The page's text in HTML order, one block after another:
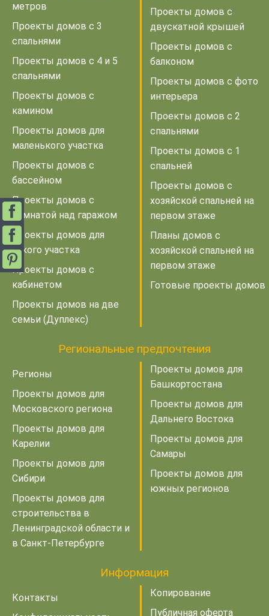
метров
Проекты домов с 3
спальнями
Проекты домов с 4 и 5
спальнями
Проекты домов с
камином
Проекты домов для
маленького участка
Проекты домов с
бассейном
Проекты домов с
комнатой над гаражом
Проекты домов для
узкого участка
Проекты домов с
кабинетом
Проекты домов на две
семьи (Дуплекс)
Проекты домов с
двускатной крышей
Проекты домов с
балконом
Проекты домов с фото
интерьера
Проекты домов с 2
спальнями
Проекты домов с 1
спальней
Проекты домов с
хозяйской спальней на
первом этаже
Планы домов с
хозяйской спальней на
первом этаже
Готовые проекты домов
Региональные предпочтения
Регионы
Проекты домов для
Московского региона
Проекты домов для
Карелии
Проекты домов для
Сибири
Проекты домов для
строительства в
Ленинградской области и
в Санкт-Петербурге
Проекты домов для
Башкортостана
Проекты домов для
Дальнего Востока
Проекты домов для
Самары
Проекты домов для
южных регионов
Информация
Контакты
Копирование
Публичная оферта